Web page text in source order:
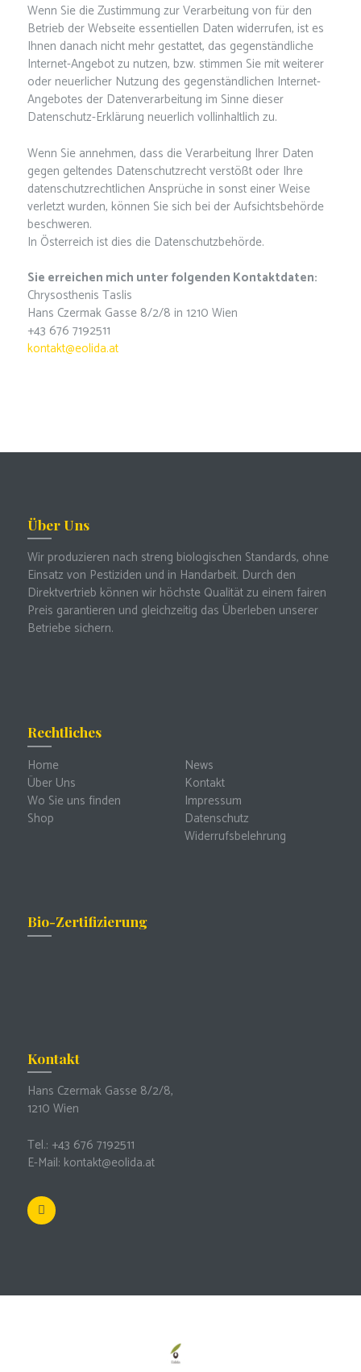
Wenn Sie die Zustimmung zur Verarbeitung von für den
Betrieb der Webseite essentiellen Daten widerrufen, ist es
Ihnen danach nicht mehr gestattet, das gegenständliche
Internet-Angebot zu nutzen, bzw. stimmen Sie mit weiterer
oder neuerlicher Nutzung des gegenständlichen Internet-
Angebotes der Datenverarbeitung im Sinne dieser
Datenschutz-Erklärung neuerlich vollinhaltlich zu.
Wenn Sie annehmen, dass die Verarbeitung Ihrer Daten
gegen geltendes Datenschutzrecht verstößt oder Ihre
datenschutzrechtlichen Ansprüche in sonst einer Weise
verletzt wurden, können Sie sich bei der Aufsichtsbehörde
beschweren.
In Österreich ist dies die Datenschutzbehörde.
Sie erreichen mich unter folgenden Kontaktdaten:
Chrysosthenis Taslis
Hans Czermak Gasse 8/2/8 in 1210 Wien
+43 676 7192511
kontakt@eolida.at
Über Uns
Wir produzieren nach streng biologischen Standards, ohne
Einsatz von Pestiziden und in Handarbeit. Durch den
Direktvertrieb können wir höchste Qualität zu einem fairen
Preis garantieren und gleichzeitig das Überleben unserer
Betriebe sichern.
Rechtliches
Home
Über Uns
Wo Sie uns finden
Shop
News
Kontakt
Impressum
Datenschutz
Widerrufsbelehrung
Bio-Zertifizierung
Kontakt
Hans Czermak Gasse 8/2/8,
1210 Wien
Tel.: +43 676 7192511
E-Mail: kontakt@eolida.at